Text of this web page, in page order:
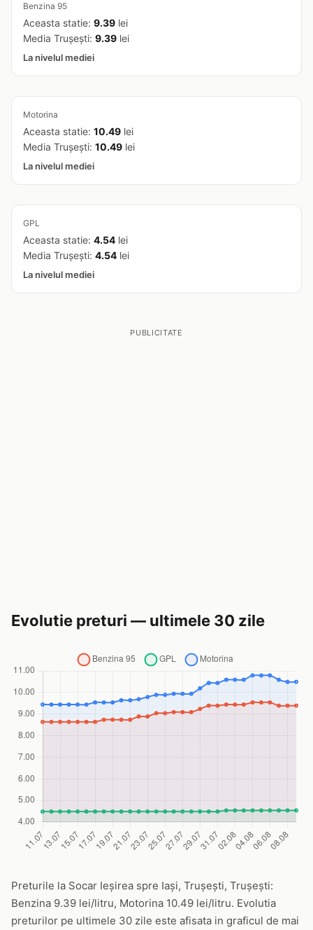
Benzina 95
Aceasta statie: 9.39 lei
Media Trușești: 9.39 lei
La nivelul mediei
Motorina
Aceasta statie: 10.49 lei
Media Trușești: 10.49 lei
La nivelul mediei
GPL
Aceasta statie: 4.54 lei
Media Trușești: 4.54 lei
La nivelul mediei
PUBLICITATE
Evolutie preturi — ultimele 30 zile
Preturile la Socar Ieșirea spre Iași, Trușești, Trușești:
Benzina 9.39 lei/litru, Motorina 10.49 lei/litru. Evolutia
preturilor pe ultimele 30 zile este afisata in graficul de mai